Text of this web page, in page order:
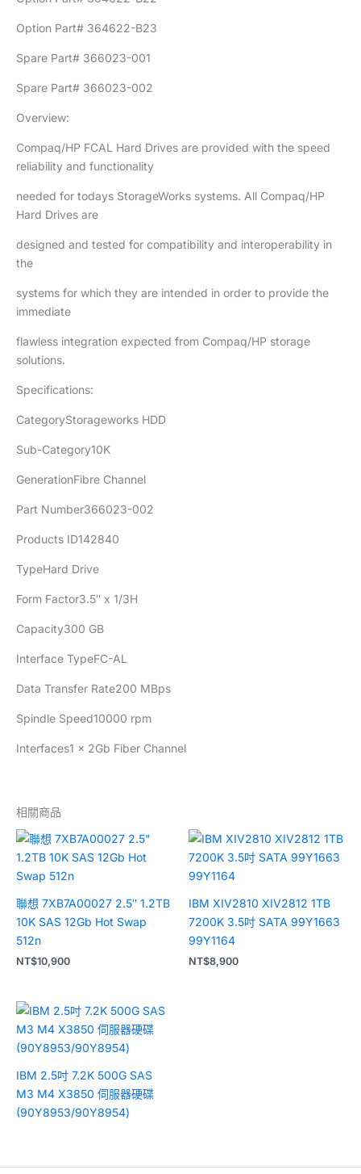
Option Part# 364622-B23
Spare Part# 366023-001
Spare Part# 366023-002
Overview:
Compaq/HP FCAL Hard Drives are provided with the speed
reliability and functionality
needed for todays StorageWorks systems. All Compaq/HP
Hard Drives are
designed and tested for compatibility and interoperability in
the
systems for which they are intended in order to provide the
immediate
flawless integration expected from Compaq/HP storage
solutions.
Specifications:
CategoryStorageworks HDD
Sub-Category10K
GenerationFibre Channel
Part Number366023-002
Products ID142840
TypeHard Drive
Form Factor3.5″ x 1/3H
Capacity300 GB
Interface TypeFC-AL
Data Transfer Rate200 MBps
Spindle Speed10000 rpm
Interfaces1 x 2Gb Fiber Channel
相關商品
聯想 7XB7A00027 2.5″ 1.2TB
10K SAS 12Gb Hot Swap
512n
NT$10,900
IBM XIV2810 XIV2812 1TB
7200K 3.5吋 SATA 99Y1663
99Y1164
NT$8,900
IBM 2.5吋 7.2K 500G SAS
M3 M4 X3850 伺服器硬碟
(90Y8953/90Y8954)